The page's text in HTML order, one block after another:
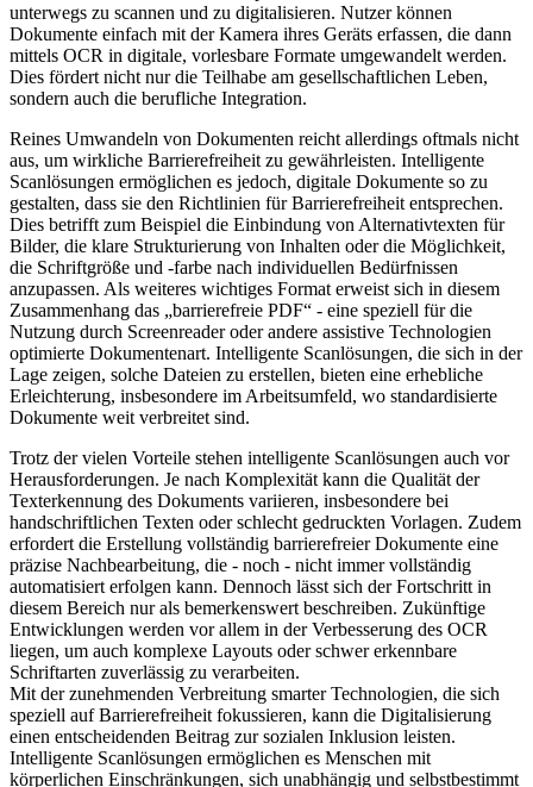
unterwegs zu scannen und zu digitalisieren. Nutzer können
Dokumente einfach mit der Kamera ihres Geräts erfassen, die dann
mittels OCR in digitale, vorlesbare Formate umgewandelt werden.
Dies fördert nicht nur die Teilhabe am gesellschaftlichen Leben,
sondern auch die berufliche Integration.
Reines Umwandeln von Dokumenten reicht allerdings oftmals nicht
aus, um wirkliche Barrierefreiheit zu gewährleisten. Intelligente
Scanlösungen ermöglichen es jedoch, digitale Dokumente so zu
gestalten, dass sie den Richtlinien für Barrierefreiheit entsprechen.
Dies betrifft zum Beispiel die Einbindung von Alternativtexten für
Bilder, die klare Strukturierung von Inhalten oder die Möglichkeit,
die Schriftgröße und -farbe nach individuellen Bedürfnissen
anzupassen. Als weiteres wichtiges Format erweist sich in diesem
Zusammenhang das „barrierefreie PDF“ - eine speziell für die
Nutzung durch Screenreader oder andere assistive Technologien
optimierte Dokumentenart. Intelligente Scanlösungen, die sich in der
Lage zeigen, solche Dateien zu erstellen, bieten eine erhebliche
Erleichterung, insbesondere im Arbeitsumfeld, wo standardisierte
Dokumente weit verbreitet sind.
Trotz der vielen Vorteile stehen intelligente Scanlösungen auch vor
Herausforderungen. Je nach Komplexität kann die Qualität der
Texterkennung des Dokuments variieren, insbesondere bei
handschriftlichen Texten oder schlecht gedruckten Vorlagen. Zudem
erfordert die Erstellung vollständig barrierefreier Dokumente eine
präzise Nachbearbeitung, die - noch - nicht immer vollständig
automatisiert erfolgen kann. Dennoch lässt sich der Fortschritt in
diesem Bereich nur als bemerkenswert beschreiben. Zukünftige
Entwicklungen werden vor allem in der Verbesserung des OCR
liegen, um auch komplexe Layouts oder schwer erkennbare
Schriftarten zuverlässig zu verarbeiten.
Mit der zunehmenden Verbreitung smarter Technologien, die sich
speziell auf Barrierefreiheit fokussieren, kann die Digitalisierung
einen entscheidenden Beitrag zur sozialen Inklusion leisten.
Intelligente Scanlösungen ermöglichen es Menschen mit
körperlichen Einschränkungen, sich unabhängig und selbstbestimmt